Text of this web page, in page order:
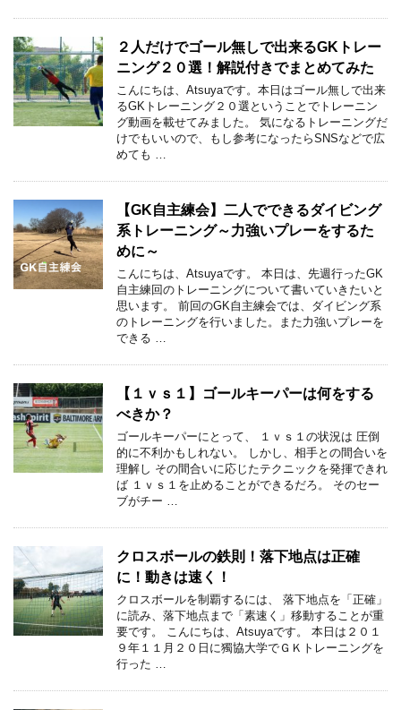
２人だけでゴール無しで出来るGKトレー
ニング２０選！解説付きでまとめてみた
こんにちは、Atsuyaです。本日はゴール無しで出来
るGKトレーニング２０選ということでトレーニン
グ動画を載せてみました。 気になるトレーニングだ
けでもいいので、もし参考になったらSNSなどで広
めても …
【GK自主練会】二人でできるダイビング
系トレーニング～力強いプレーをするた
めに～
こんにちは、Atsuyaです。 本日は、先週行ったGK
自主練回のトレーニングについて書いていきたいと
思います。 前回のGK自主練会では、ダイビング系
のトレーニングを行いました。また力強いプレーを
できる …
【１ｖｓ１】ゴールキーパーは何をする
べきか？
ゴールキーパーにとって、 １ｖｓ１の状況は 圧倒
的に不利かもしれない。 しかし、相手との間合いを
理解し その間合いに応じたテクニックを発揮できれ
ば １ｖｓ１を止めることができるだろ。 そのセー
ブがチー …
クロスボールの鉄則！落下地点は正確
に！動きは速く！
クロスボールを制覇するには、 落下地点を「正確」
に読み、落下地点まで「素速く」移動することが重
要です。 こんにちは、Atsuyaです。 本日は２０１
９年１１月２０日に獨協大学でＧＫトレーニングを
行った …